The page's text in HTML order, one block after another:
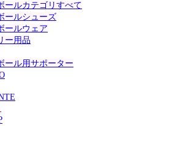
ールカテゴリすべて
ールシューズ
ールウェア
ー用品
ール用サポーター